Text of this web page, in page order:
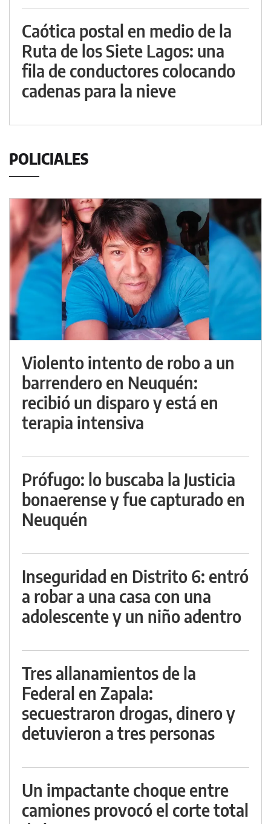
Caótica postal en medio de la
Ruta de los Siete Lagos: una
fila de conductores colocando
cadenas para la nieve
POLICIALES
Violento intento de robo a un
barrendero en Neuquén:
recibió un disparo y está en
terapia intensiva
Prófugo: lo buscaba la Justicia
bonaerense y fue capturado en
Neuquén
Inseguridad en Distrito 6: entró
a robar a una casa con una
adolescente y un niño adentro
Tres allanamientos de la
Federal en Zapala:
secuestraron drogas, dinero y
detuvieron a tres personas
Un impactante choque entre
camiones provocó el corte total